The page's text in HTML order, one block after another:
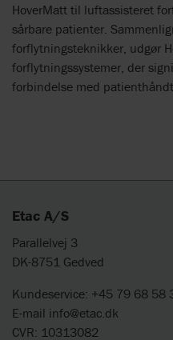
HoverMatt til luftassisteret
sårbare patienter.
forflytningsteknikker, udgør
forflytningssystemer, der
forbindelse med
Etac A/S
Parallelvej 3
DK-8751 Gedved
Kundeservice: +45 79 68 58
E-mail info@etac.dk
CVR: 10313082